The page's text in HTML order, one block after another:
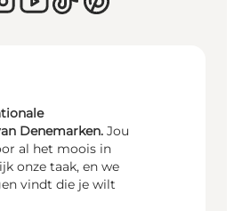
Denemarken. Jou
al het moois in
onze taak, en we
vindt die je wilt